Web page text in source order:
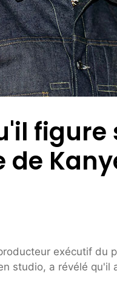
exécutif du
studio, a révélé qu'il